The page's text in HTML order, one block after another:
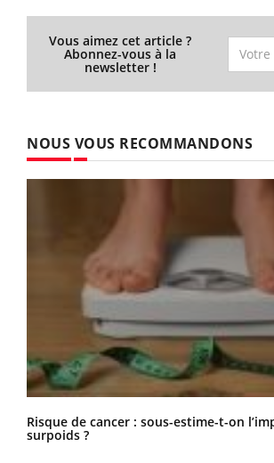
Vous aimez cet article ?
Abonnez-vous à la
newsletter !
NOUS VOUS RECOMMANDONS
Risque de cancer : sous-estime-t-on
surpoids ?